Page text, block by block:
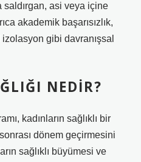
asi veya içine
akademik başarısızlık,
gibi davranışsal
NEDIR?
kadınların sağlıklı bir
dönem geçirmesini
sağlıklı büyümesi ve